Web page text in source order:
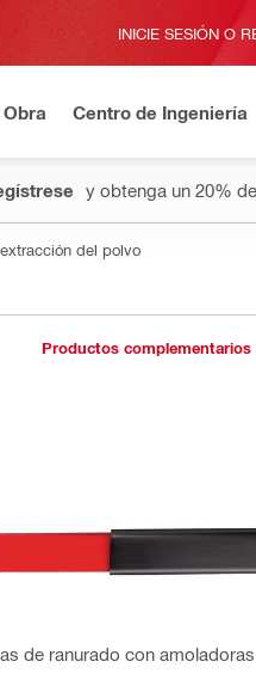
INICIE SESIÓN O
Centro de Ingeniería
y obtenga un 20%
del polvo
Productos complementarios
de ranurado con amoladoras